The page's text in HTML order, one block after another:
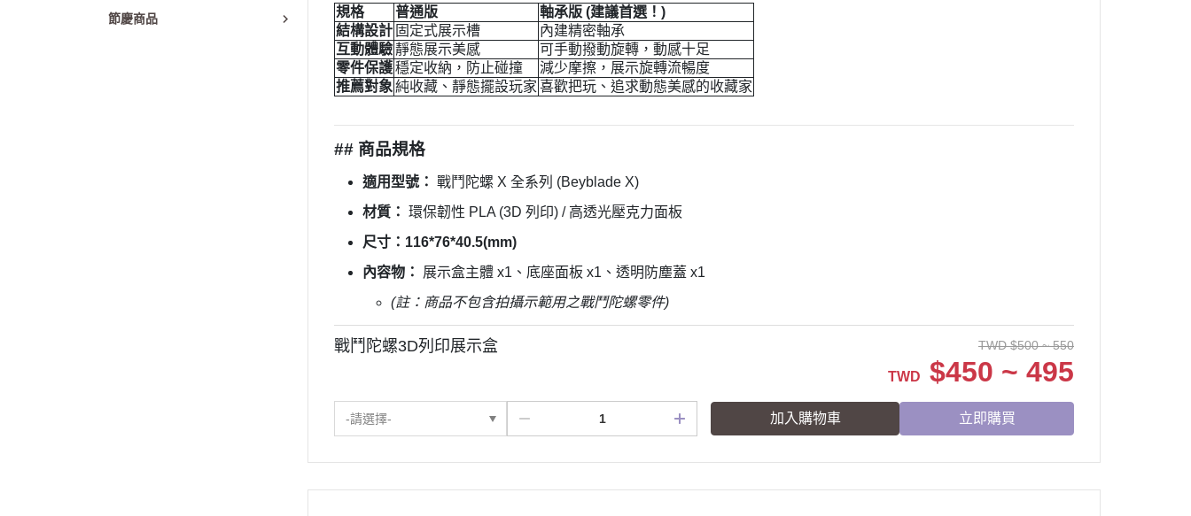
節慶商品
規格 普通版
軸承版 (建議首選！)
結構設計 固定式展示槽
內建精密軸承
互動體驗靜態展示美感
可手動撥動旋轉，動感十足
零件保護穩定收納，防止碰撞
減少摩擦，展示旋轉流暢度
推薦對象 純收藏、靜態擺設玩家 喜歡把玩、追求動態美感的收藏家
## 商品規格
適用型號： 戰鬥陀螺 X 全系列 (Beyblade X)
材質： 環保韌性 PLA (3D 列印) / 高透光壓克力面板
尺寸：116*76*40.5(mm)
內容物：
展示盒主體 x1、底座面板 x1、透明防塵蓋 x1
(註：商品不包含拍攝示範用之戰鬥陀螺零件)
戰鬥陀螺3D列印展示盒 TWD $500 ~ 550
TWD $450 ~ 495
-請選擇- 加入購物車 立即購買